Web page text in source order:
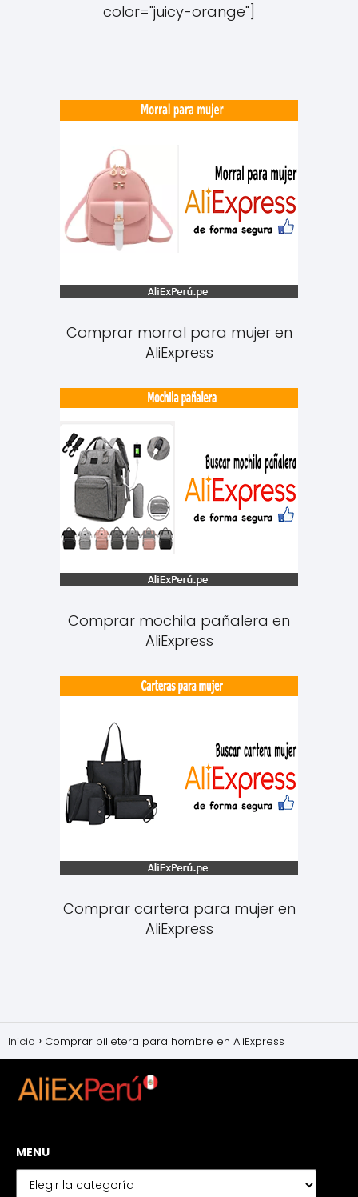
color="juicy-orange"]
Comprar morral para mujer en
AliExpress
Comprar mochila pañalera en
AliExpress
Comprar cartera para mujer en
AliExpress
Inicio Comprar billetera para hombre en AliExpress
MENU